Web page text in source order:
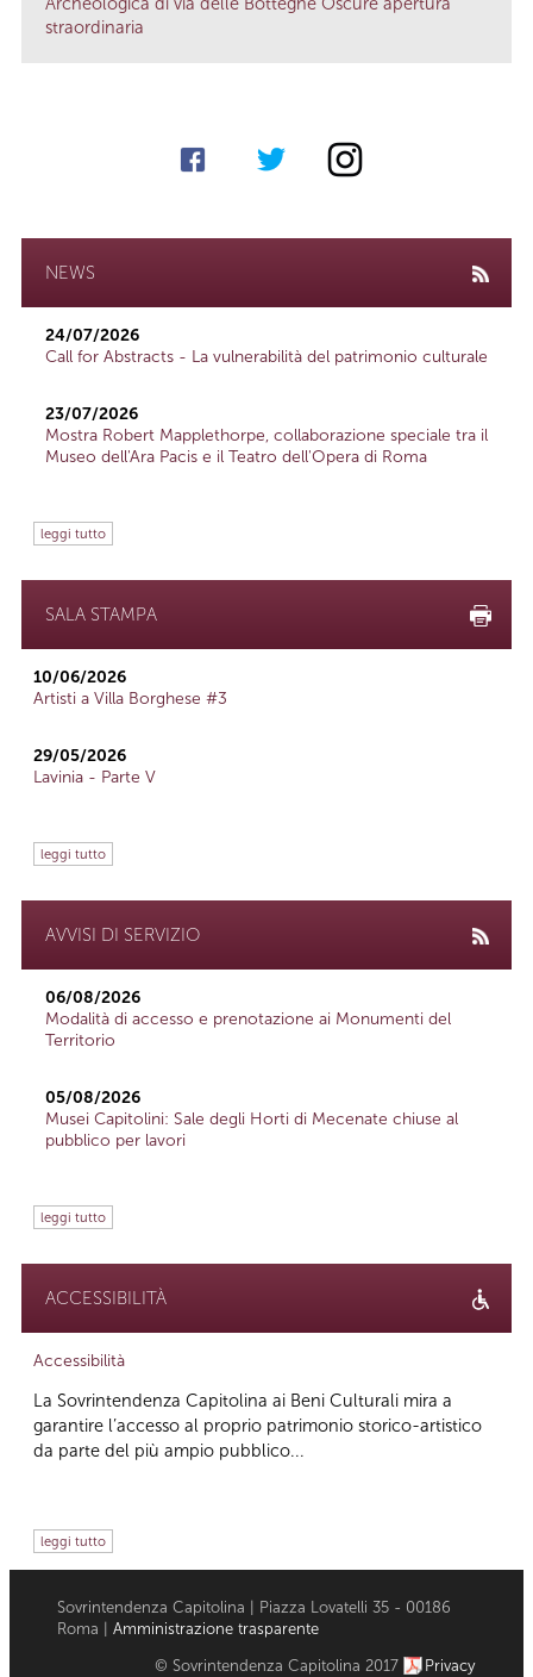
straordinaria
NEWS
24/07/2026
Call for Abstracts - La vulnerabilità del patrimonio culturale
23/07/2026
Mostra Robert Mapplethorpe, collaborazione speciale tra il
Museo dell'Ara Pacis e il Teatro dell'Opera di Roma
leggi tutto
SALA STAMPA
10/06/2026
Artisti a Villa Borghese #3
29/05/2026
Lavinia - Parte V
leggi tutto
AVVISI DI SERVIZIO
06/08/2026
Modalità di accesso e prenotazione ai Monumenti del
Territorio
05/08/2026
Musei Capitolini: Sale degli Horti di Mecenate chiuse al
pubblico per lavori
leggi tutto
ACCESSIBILITÀ
Accessibilità
La Sovrintendenza Capitolina ai Beni Culturali mira a
garantire l’accesso al proprio patrimonio storico-artistico
da parte del più ampio pubblico...
leggi tutto
Sovrintendenza Capitolina | Piazza Lovatelli 35 - 00186
Roma | Amministrazione trasparente
© Sovrintendenza Capitolina 2017 Privacy